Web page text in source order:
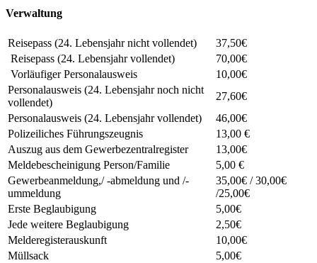
Verwaltung
Reisepass (24. Lebensjahr nicht vollendet)
37,50€
Reisepass (24. Lebensjahr vollendet)
70,00€
Vorläufiger Personalausweis
10,00€
Personalausweis (24. Lebensjahr noch nicht
vollendet)
27,60€
Personalausweis (24. Lebensjahr vollendet)
46,00€
Polizeiliches Führungszeugnis
13,00 €
Auszug aus dem Gewerbezentralregister
13,00€
Meldebescheinigung Person/Familie
5,00 €
Gewerbeanmeldung,/ -abmeldung und /-
ummeldung
35,00€ / 30,00€
/25,00€
Erste Beglaubigung
5,00€
Jede weitere Beglaubigung
2,50€
Melderegisterauskunft
10,00€
Müllsack
5,00€